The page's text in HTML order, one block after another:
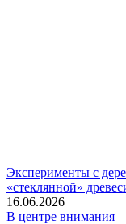
Эксперименты с
«стеклянной»
16.06.2026
В центре внимания